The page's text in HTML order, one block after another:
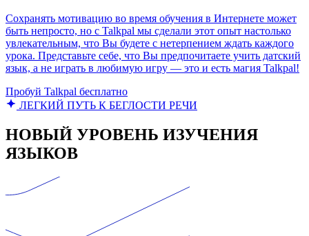
Сохранять мотивацию во время обучения в Интернете может
быть непросто, но с Talkpal мы сделали этот опыт настолько
увлекательным, что Вы будете с нетерпением ждать каждого
урока. Представьте себе, что Вы предпочитаете учить датский
язык, а не играть в любимую игру — это и есть магия Talkpal!
Пробуй Talkpal бесплатно
ЛЕГКИЙ ПУТЬ К БЕГЛОСТИ РЕЧИ
НОВЫЙ УРОВЕНЬ ИЗУЧЕНИЯ
ЯЗЫКОВ